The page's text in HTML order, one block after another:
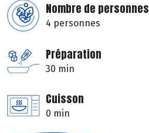
Nombre de personnes
4 personnes
Préparation
30 min
Cuisson
0 min